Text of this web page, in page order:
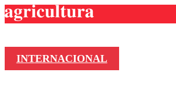
INTERNACIONAL